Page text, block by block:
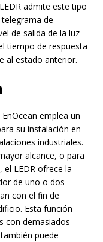
admite este tipo
de
de salida de la luz
tiempo de respuesta
al estado anterior.
emplea un
su instalación en
industriales.
alcance, o para
el LEDR ofrece la
de uno o dos
con el fin de
Esta función
con demasiados
puede